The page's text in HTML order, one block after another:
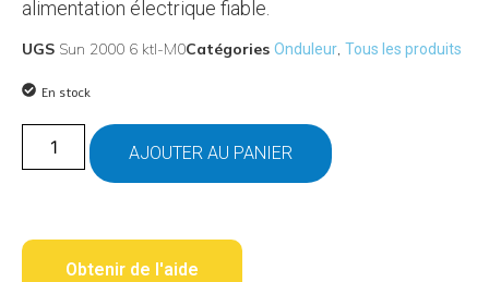
alimentation électrique fiable.
UGS Sun 2000 6 ktl-M0Catégories Onduleur, Tous les produits
En stock
AJOUTER AU PANIER
Obtenir de l'aide